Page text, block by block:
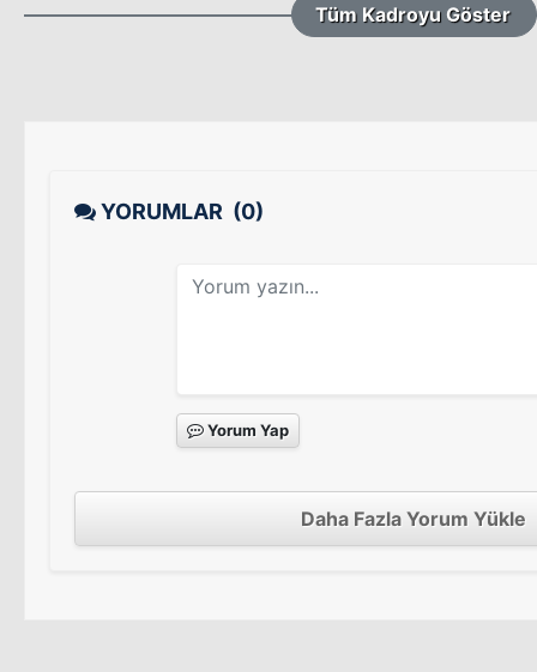
Tüm Kadroyu Göster
YORUMLAR (0)
Yorum Yap
Daha Fazla Yorum Yükle